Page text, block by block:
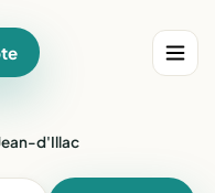
d'Illac